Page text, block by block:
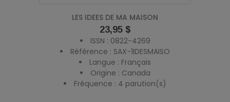
LES IDEES DE MA MAISON
Prix
23,95 $
ISSN : 0822-4269
Référence : SAX-1IDESMAISO
Langue : Français
Origine : Canada
Fréquence : 4 parution(s)